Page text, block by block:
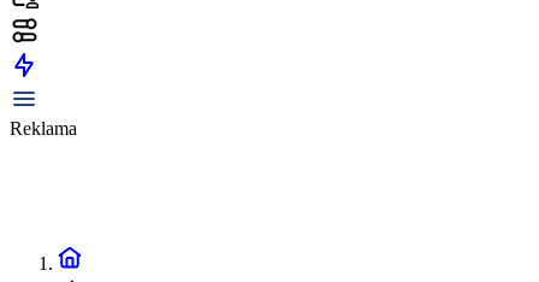
Reklama